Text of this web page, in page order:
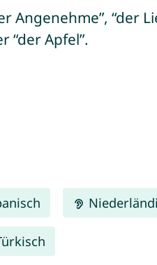
“der
“der Apfel”.